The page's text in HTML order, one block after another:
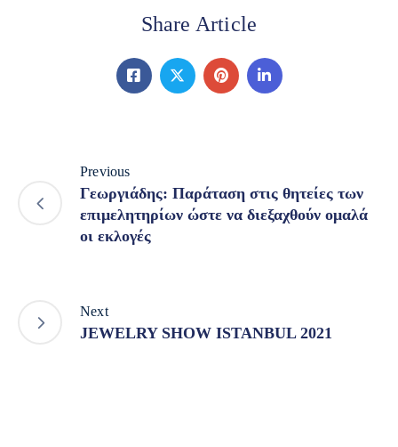
Share Article
Previous
Γεωργιάδης: Παράταση στις θητείες των
επιμελητηρίων ώστε να διεξαχθούν ομαλά
οι εκλογές
Next
JEWELRY SHOW ISTANBUL 2021